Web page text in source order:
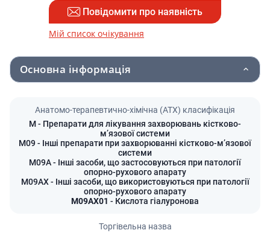
Повідомити про наявність
Мій список очікування
Основна інформація
Анатомо-терапевтично-хімічна (АТХ) класифікація
M- Препарати для лікування захворювань кістково-
мʼязової системи
M09- Інші препарати при захворюванні кістково-мʼязової
системи
M09A- Інші засоби, що застосовуються при патології
опорно-рухового апарату
M09AX- Інші засоби, що використовуються при патології
опорно-рухового апарату
M09AX01 - Кислота гіалуронова
Торгівельна назва